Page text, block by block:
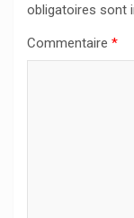
obligatoires sont
Commentaire *